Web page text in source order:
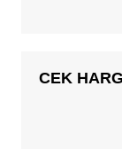
CEK